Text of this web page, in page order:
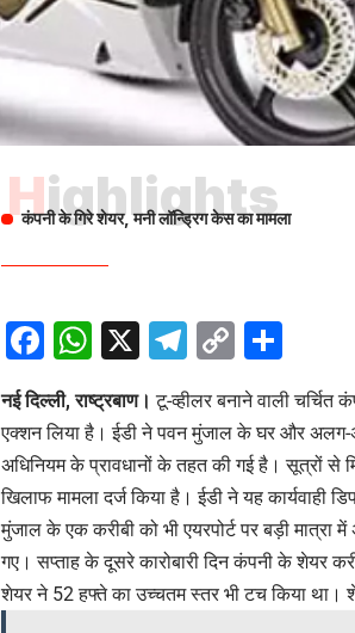
Highlights
कंपनी के गिरे शेयर, मनी लॉन्ड्रिग केस का मामला
Facebook
WhatsApp
X Telegram
Copy
Link
नई दिल्ली, राष्ट्रबाण। टू-व्हीलर बनाने वाली चर्चित
एक्शन लिया है। ईडी ने पवन मुंजाल के घर और अलग-
अधिनियम के प्रावधानों के तहत की गई है। सूत्रों से
खिलाफ मामला दर्ज किया है। ईडी ने यह
मुंजाल के एक करीबी को भी एयरपोर्ट पर बड़ी मात्रा
गए। सप्ताह के दूसरे कारोबारी दिन कंपनी के
शेयर ने 52 हफ्ते का उच्चतम स्तर भी टच किया